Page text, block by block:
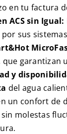
en tu factura
ACS sin Igual:
sus
que garantizan
y
del agua
un confort de
molestas